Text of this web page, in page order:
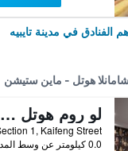
الفنادق في مدينة تايبيه
هوتل - ماين ستيشن
لو روم هوتل كايفينج
0.0 كيلومتر عن وسط المدينة